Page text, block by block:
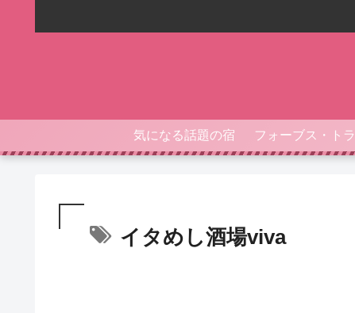
気になる話題の宿
イタめし酒場viva